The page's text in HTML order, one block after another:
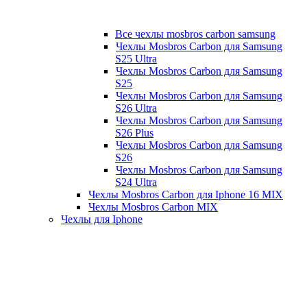
Все чехлы mosbros carbon samsung
Чехлы Mosbros Carbon для Samsung
S25 Ultra
Чехлы Mosbros Carbon для Samsung
S25
Чехлы Mosbros Carbon для Samsung
S26 Ultra
Чехлы Mosbros Carbon для Samsung
S26 Plus
Чехлы Mosbros Carbon для Samsung
S26
Чехлы Mosbros Carbon для Samsung
S24 Ultra
Чехлы Mosbros Carbon для Iphone 16 MIX
Чехлы Mosbros Carbon MIX
Чехлы для Iphone